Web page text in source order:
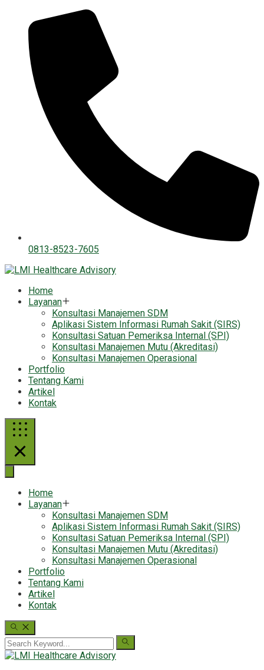
0813-8523-7605
Home
Layanan
Konsultasi Manajemen SDM
Aplikasi Sistem Informasi Rumah Sakit (SIRS)
Konsultasi Satuan Pemeriksa Internal (SPI)
Konsultasi Manajemen Mutu (Akreditasi)
Konsultasi Manajemen Operasional
Portfolio
Tentang Kami
Artikel
Kontak
Home
Layanan
Konsultasi Manajemen SDM
Aplikasi Sistem Informasi Rumah Sakit (SIRS)
Konsultasi Satuan Pemeriksa Internal (SPI)
Konsultasi Manajemen Mutu (Akreditasi)
Konsultasi Manajemen Operasional
Portfolio
Tentang Kami
Artikel
Kontak